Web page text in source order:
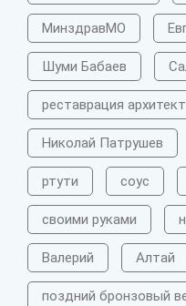
МинздравМО
Шуми Бабаев
реставрация
Николай Патрушев
ртути соус
своими руками
Валерий Алтай
поздний бронзовый